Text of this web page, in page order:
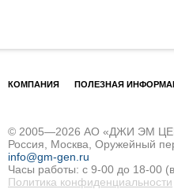
КОМПАНИЯ ПОЛЕЗНАЯ
© 2005—2026 АО «ДЖИ ЭМ
Россия, Москва, Оружейный
info@gm-gen.ru
Часы работы: с 9-00 до 18-00
Политика конфиденциальности